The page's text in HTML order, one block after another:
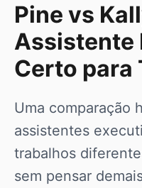
Pine vs
Assistente
Certo para
Uma comparação
assistentes
trabalhos
sem pensar